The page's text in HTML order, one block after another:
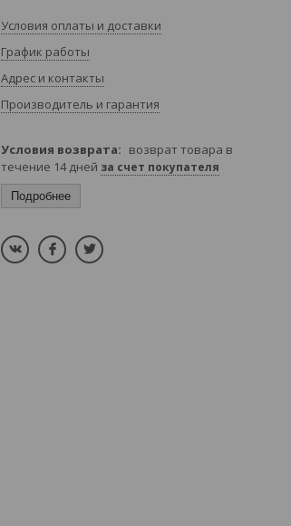
Условия оплаты и доставки
График работы
Адрес и контакты
Производитель и гарантия
возврат товара в
течение 14 дней за счет покупателя
Подробнее